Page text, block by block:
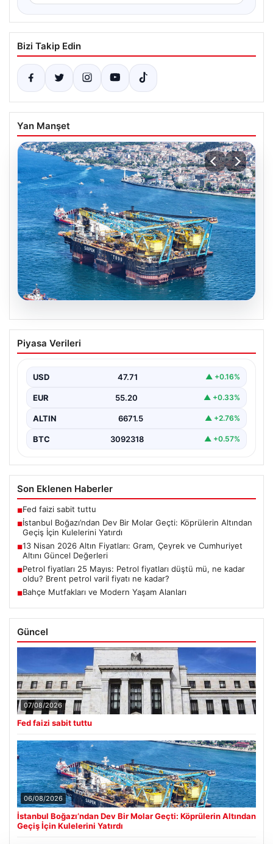
Bizi Takip Edin
Yan Manşet
İstanbul Boğazı’ndan Dev Bir Molar
Geçti: Köprülerin Altından Geçiş İçin
İstanbul Boğazı, dün büyük bir denizcilik etkinliğine
Piyasa Verileri
USD 47.71 ▲ +0.16%
EUR 55.20 ▲ +0.33%
ALTIN 6671.5 ▲ +2.76%
BTC 3092318 ▲ +0.57%
Son Eklenen Haberler
■Fed faizi sabit tuttu
■İstanbul Boğazı’ndan Dev Bir Molar Geçti: Köprülerin Altından
Geçiş İçin Kulelerini Yatırdı
■13 Nisan 2026 Altın Fiyatları: Gram, Çeyrek ve Cumhuriyet
Altını Güncel Değerleri
■Petrol fiyatları 25 Mayıs: Petrol fiyatları düştü mü, ne kadar
oldu? Brent petrol varil fiyatı ne kadar?
■Bahçe Mutfakları ve Modern Yaşam Alanları
Güncel
07/08/2026
Fed faizi sabit tuttu
06/08/2026
İstanbul Boğazı’ndan Dev Bir Molar Geçti: Köprülerin Altından
Geçiş İçin Kulelerini Yatırdı